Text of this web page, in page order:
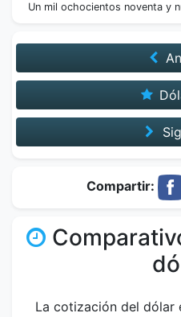
Un mil ochocientos noventa y
Compartir:
La cotización del dólar